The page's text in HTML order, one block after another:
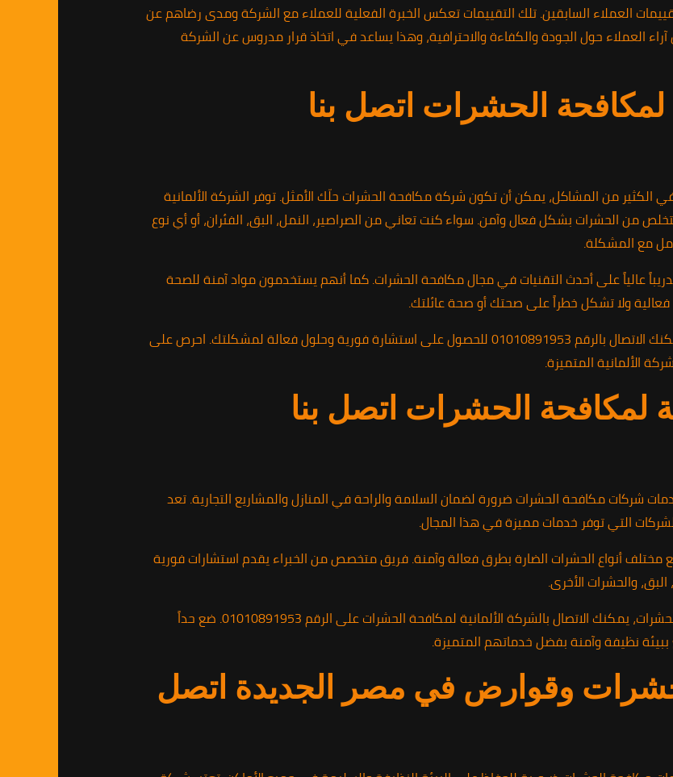
العملاء السابقين. تلك التقييمات تعكس الخبرة الفعلية للعملاء مع الشركة ومدى رضاهم عن
العملاء حول الجودة والكفاءة والاحترافية، وهذا يساعد في اتخاذ قرار مدروس عن الشركة
لمكافحة الحشرات اتصل بنا
من المشاكل، يمكن أن تكون شركة مكافحة الحشرات حلّك الأمثل. توفر الشركة الألمانية
من الحشرات بشكل فعال وآمن. سواء كنت تعاني من الصراصير، النمل، البق، الفئران، أو أي نوع
مع المشكلة.
تدريباً عالياً على أحدث التقنيات في مجال مكافحة الحشرات. كما أنهم يستخدمون مواد آمنة للصحة
فعالية ولا تشكل خطراً على صحتك أو صحة عائلتك.
للتواصل مع الشركة الألمانية لمكافحة الحشرات، يمكنك الاتصال بالرقم 01010891953 للحصول على استشارة فورية وحلول فعالة لمشكلتك. احرص على
الألمانية المتميزة.
لمكافحة الحشرات اتصل بنا
شركات مكافحة الحشرات ضرورة لضمان السلامة والراحة في المنازل والمشاريع التجارية. تعد
التي توفر خدمات مميزة في هذا المجال.
مختلف أنواع الحشرات الضارة بطرق فعالة وآمنة. فريق متخصص من الخبراء يقدم استشارات فورية
والحشرات الأخرى.
إذا كنت تبحث عن حلول سريعة وموثوقة لمشكلة الحشرات، يمكنك الاتصال بالشركة الألمانية لمكافحة الحشرات على الرقم 01010891953. ضع حداً
نظيفة وآمنة بفضل خدماتهم المتميزة.
وقوارض في مصر الجديدة اتصل